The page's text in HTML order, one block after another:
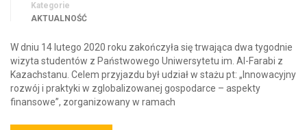
Kategorie
AKTUALNOŚĆ
W dniu 14 lutego 2020 roku zakończyła się trwająca dwa tygodnie
wizyta studentów z Państwowego Uniwersytetu im. Al-Farabi z
Kazachstanu. Celem przyjazdu był udział w stażu pt: „Innowacyjny
rozwój i praktyki w zglobalizowanej gospodarce – aspekty
finansowe”, zorganizowany w ramach